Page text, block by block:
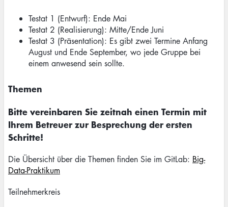
Testat 1 (Entwurf): Ende Mai
Testat 2 (Realisierung): Mitte/Ende Juni
Testat 3 (Präsentation): Es gibt zwei Termine Anfang
August und Ende September, wo jede Gruppe bei
einem anwesend sein sollte.
Themen
Bitte vereinbaren Sie zeitnah einen Termin mit
Ihrem Betreuer zur Besprechung der ersten
Schritte!
Die Übersicht über die Themen finden Sie im GitLab: Big-
Data-Praktikum
Teilnehmerkreis